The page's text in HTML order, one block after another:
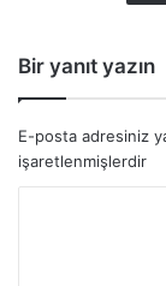
Bir yanıt yazın
E-posta adresiniz
işaretlenmişlerdir